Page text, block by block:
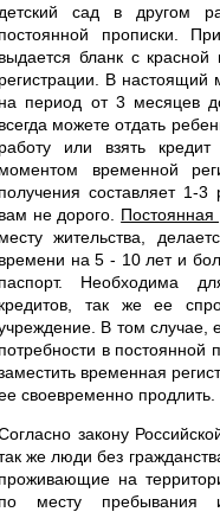
детский сад в другом
постоянной прописки.
выдается бланк с
регистрации. В
на период от 3 месяцев
всегда можете отдать
работу или взять
моментом временной
получения составляет 1-
вам не дорого. Постоянная
месту жительства,
времени на 5 - 10 лет и
паспорт. Необходима
кредитов, так же ее
В том случае,
потребности в
временная
своевременно продлить.
закону
же люди без
проживающие на
по месту пребывания